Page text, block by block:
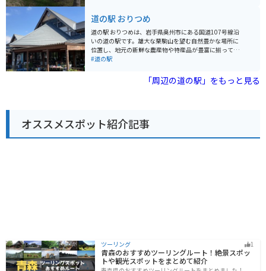
スポット - バイクツーリングの拠点に最適
土料理や麺類などを味わうことができます。 バイクで訪
れる場合、道の駅おおのは広い駐車場を備えているた
め、安心して駐車できます。周辺には、奥州藤原氏の歴
史を感じられる史跡や、自然豊かな公園など、ツーリン
グスポットも点在しています。 道の駅おおのは、地元の
などを教えてもらえるかもしれません。
道の駅 おりつめ
道の駅 おりつめは、岩手県奥州市にある国道107号線沿
いの道の駅です。雄大な栗駒山を望む自然豊かな場所に
位置し、地元の新鮮な農産物や特産品が豊富に揃ってい
ます。 特に人気なのは、地元産のそば粉を使った手打ち
流水を使用した豆腐や、地元産の牛乳を使ったソフトク
リームもおすすめです。バイクで訪れた際には、広々と
スポットも充実しています。自然と歴史、そしてグルメ
を満喫できる道の駅 おりつめは、岩手観光にぜひ立ち寄
りたいスポットです。
#道の駅
「周辺の道の駅」をもっと見る
オススメスポット紹介記事
ツーリング 1
青森のおすすめツーリングルート！絶景スポッ
トや観光スポットをまとめて紹介